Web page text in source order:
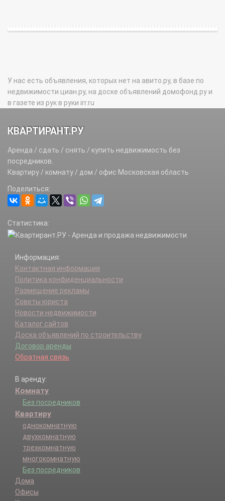
У нас есть объявления, которых нет на авито.ру, в базе по
недвижимости циан.ру, на доске объявлений домофонд.ру и
в газете из рук в руки irr.ru
КВАРТИРАНТ.РУ
Аренда / сдать / снять / купить недвижимость без
посредников.
Квартиру / комнату / дом / офис Московская область
Поделиться:
Статистика:
Информация:
Контактная информация
Политика конфиденциальности
Размещение рекламы
Советы юриста
Новости недвижимости
Каталог сайтов
Доска объявлений по строительству
Договор аренды
Обратная связь
В аренду:
Комнату
Без посредников
Квартиру
однокомнатную
двухкомнатную
трехкомнатную
многокомнатную
Без посредников
Дома
Офисы